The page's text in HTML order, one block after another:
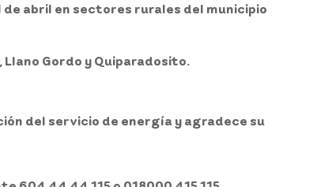
abril en sectores rurales del municipio
Llano Gordo y Quiparadosito.
del servicio de energía y agradece su